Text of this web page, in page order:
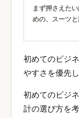
まず押さえた
めの、スーツ
初めてのビジ
やすさを優先し
初めてのビジ
計の選び方を